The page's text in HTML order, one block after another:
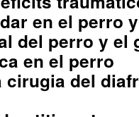
en el perro
del perro y el
en el perro
del